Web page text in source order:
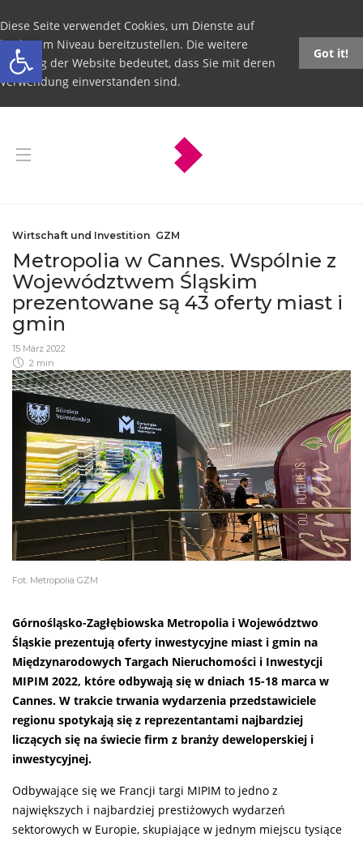
Open toolbar
Diese Seite verwendet Cookies, um Dienste auf
höchstem Niveau bereitzustellen. Die weitere
Nutzung der Website bedeutet, dass Sie mit deren
Verwendung einverstanden sind.
Got it!
Wirtschaft und Investition, GZM
Metropolia w Cannes. Wspólnie z
Województwem Śląskim
prezentowane są 43 oferty miast i
gmin
15 März 2022
2 min
Fot. Metropolia GZM
Górnośląsko-Zagłębiowska Metropolia i Województwo
Śląskie prezentują oferty inwestycyjne miast i gmin na
Międzynarodowych Targach Nieruchomości i Inwestycji
MIPIM 2022, które odbywają się w dniach 15-18 marca w
Cannes. W trakcie trwania wydarzenia przedstawiciele
regionu spotykają się z reprezentantami najbardziej
liczących się na świecie firm z branży deweloperskiej i
inwestycyjnej.
Odbywające się we Francji targi MIPIM to jedno z
największych i najbardziej prestiżowych wydarzeń
sektorowych w Europie, skupiające w jednym miejscu tysiące